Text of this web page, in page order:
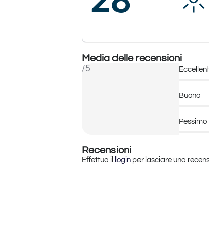
Media delle recensioni
/5
Buono
Pessimo
Recensioni
Effettua il login per lasciare una